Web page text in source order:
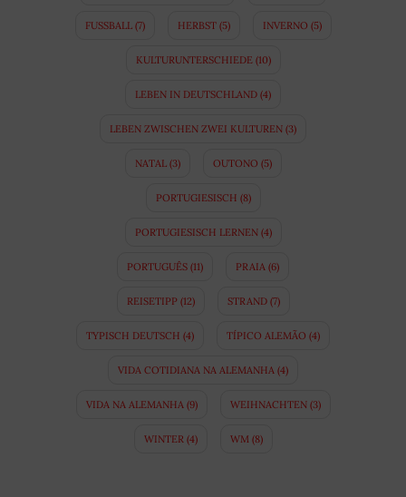
FUSSBALL (7) HERBST(5) INVERNO (5)
KULTURUNTERSCHIEDE(10)
LEBEN IN DEUTSCHLAND (4)
LEBEN ZWISCHEN ZWEI KULTUREN (3)
NATAL(3) OUTONO (5)
PORTUGIESISCH (8)
PORTUGIESISCH LERNEN(4)
PORTUGUÊS (11) PRAIA (6)
REISETIPP(12) STRAND(7)
TYPISCH DEUTSCH (4) TÍPICO ALEMÃO (4)
VIDA COTIDIANA NA ALEMANHA (4)
VIDA NA ALEMANHA(9) WEIHNACHTEN(3)
WINTER(4) WM(8)